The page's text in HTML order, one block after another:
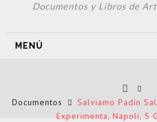
Documentos y Libros de
MENÚ
Documentos
Salviamo Padín
Experimenta, Napoli, 5